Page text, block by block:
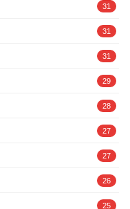
権は「アトリエTODO」に
作・著作:アトリエTODO
連絡先■Twitter TODO@AV
31
31
31
29
28
27
27
26
25